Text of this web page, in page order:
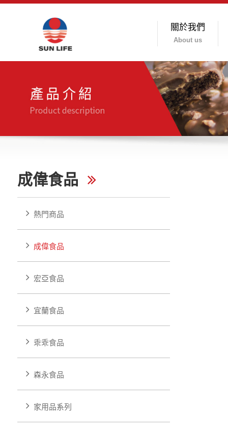
關於我們
About us
成偉食品
熱門商品
成偉食品
宏亞食品
宜蘭食品
乖乖食品
森永食品
家用品系列